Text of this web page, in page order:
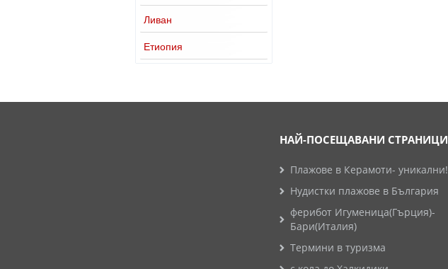
Ливан
Етиопия
НАЙ-ПОСЕЩАВАНИ СТРАНИЦИ
Плажове в Керамоти- уникални!
Нудистки плажове в България
ферибот Игуменица(Гърция)-
Бари(Италия)
Термини в туризма